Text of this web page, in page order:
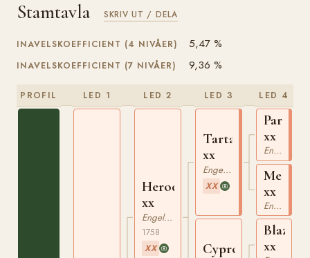
Stamtavla SKRIV UT / DELA
INAVELSKOEFFICIENT (4 NIVÅER) 5,47 %
INAVELSKOEFFICIENT (7 NIVÅER) 9,36 %
PROFIL LED 1 LED 2
Herod
xx
Engelskt Fullblod
1758
XX
LED 3
Tartar
xx
Engelskt Fullblod
XX
Cypron
LED 4
Partner
xx
Engelskt Fullblod
Meloria
xx
Engelskt Fullblod
Blaze
xx